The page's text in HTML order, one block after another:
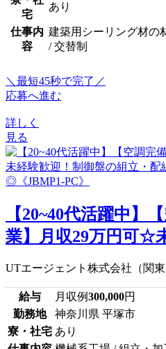
宅
あり
仕事内
容
建築用シーリング材の
/ 交替制
＼最短45秒で完了／
応募へ進む
詳しく
見る
【20~40代活躍中】
業】月収29万円可☆
UTエージェント株式会社（関東
給与 月収例300,000円
勤務地
神奈川県 平塚市
寮・社宅 あり